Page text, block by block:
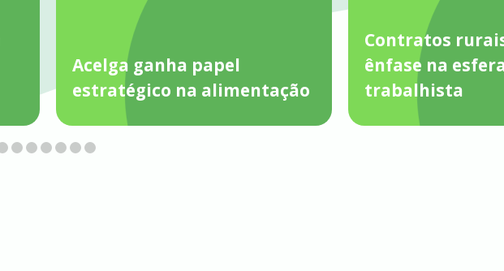
Acelga ganha papel
estratégico na alimentação
Contratos
ênfase na
trabalhista